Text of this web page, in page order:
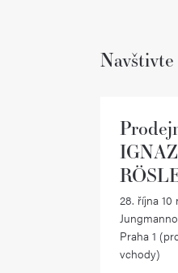
IGNAZ
28. října 10
Praha 1
vchody)